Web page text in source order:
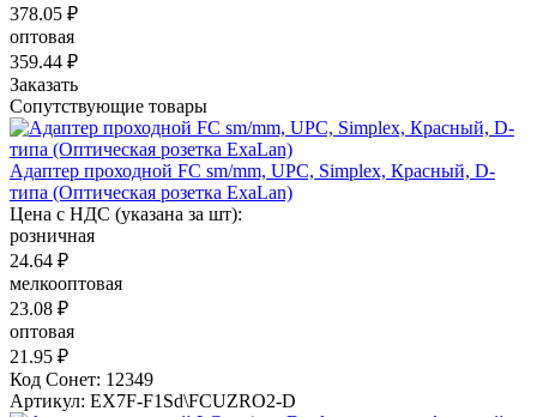
378.05 ₽
оптовая
359.44 ₽
Заказать
Сопутствующие товары
Адаптер проходной FC sm/mm, UPC, Simplex, Красный, D-
типа (Оптическая розетка ExaLan)
Цена с НДС (указана за шт):
розничная
24.64 ₽
мелкооптовая
23.08 ₽
оптовая
21.95 ₽
Код Сонет: 12349
Артикул: EX7F-F1Sd\FCUZRO2-D